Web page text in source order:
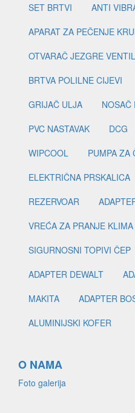
SET BRTVI
ANTI
APARAT ZA PEČENJE
OTVARAČ JEZGRE
BRTVA POLILNE CIJEVI
GRIJAČ ULJA
NOSAČ
PVC NASTAVAK
DCG
WIPCOOL
PUMPA ZA
ELEKTRIČNA PRSKALICA
REZERVOAR
VREĆA ZA PRANJE KLIMA
SIGURNOSNI TOPIVI ČEP
ADAPTER DEWALT
MAKITA
ADAPTER
ALUMINIJSKI KOFER
O NAMA
Foto galerija